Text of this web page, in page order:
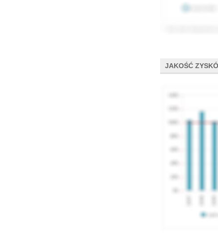
JAKOŚĆ